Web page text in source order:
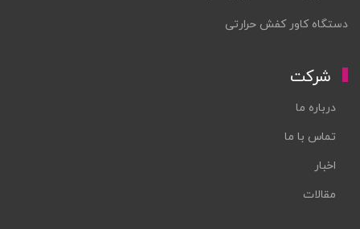
دستگاه کاور کفش حرارتی
شرکت
درباره ما
تماس با ما
اخبار
مقالات